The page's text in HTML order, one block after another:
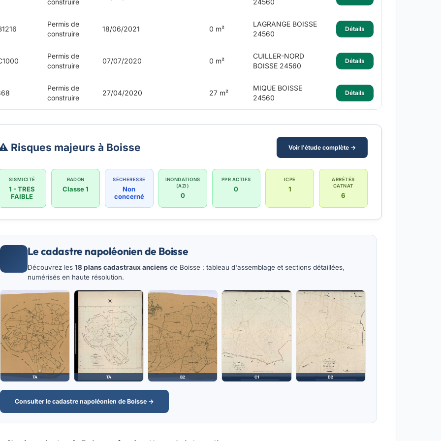
construire
24560
Permis de
construire
18/06/2021 0 m²
LAGRANGE BOISSE
24560
Détails
Permis de
construire
07/07/2020 0 m²
CUILLER-NORD
BOISSE 24560
Détails
Permis de
construire
27/04/2020 27 m²
MIQUE BOISSE
24560
Détails
Risques majeurs à Boisse Voir l'étude complète →
SISMICITÉ
1 - TRES
FAIBLE
RADON
Classe 1
SÉCHERESSE
Non
concerné
INONDATIONS
(AZI)
0
PPR ACTIFS
0
ICPE
1
ARRÊTÉS
CATNAT
6
Le cadastre napoléonien de Boisse
Découvrez les 18 plans cadastraux anciens de Boisse : tableau d'assemblage et sections détaillées,
numérisés en haute résolution.
TA TA B2 C1 D2
Consulter le cadastre napoléonien de Boisse →